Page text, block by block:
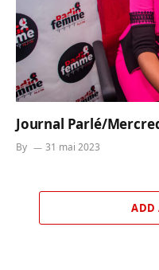
Journal Parlé/
By 31 mai 2023
ADD